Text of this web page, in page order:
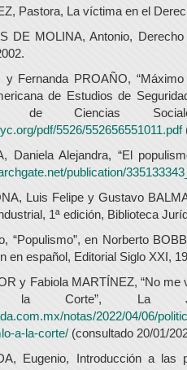
Pastora, La víctima en el
DE MOLINA, Antonio,
y Fernanda PROAÑO,
de Estudios de
de Ciencias
pdf/5526/552656551011.pdf
Daniela Alejandra, “El
publication/
Luis Felipe y Gustavo
1ª edición, Biblioteca
“Populismo”, en Norberto
en español, Editorial Siglo XXI,
y Fabiola MARTÍNEZ, “No
Corte”, La
notas/2022/04/06/
a-la-corte/ (consultado 20/01/
Eugenio, Introducción a las